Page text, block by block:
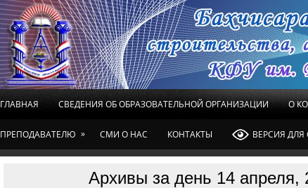
ГЛАВНАЯ СВЕДЕНИЯ ОБ ОБРАЗОВАТЕЛЬНОЙ ОРГАНИЗАЦИИ О
ПРЕПОДАВАТЕЛЮ » СМИ О НАС КОНТАКТЫ ВЕРСИЯ
Архивы за день 14 апреля,